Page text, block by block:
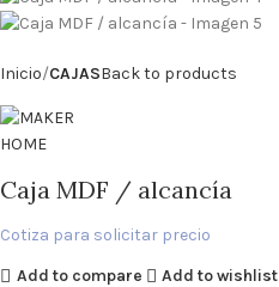
Inicio CAJASBack to products
Caja MDF / alcancía
Cotiza para solicitar precio
Add to compare
Add to wishlist